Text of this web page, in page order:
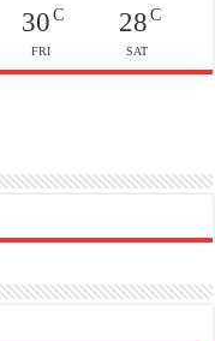
30C
FRI
28C
SAT